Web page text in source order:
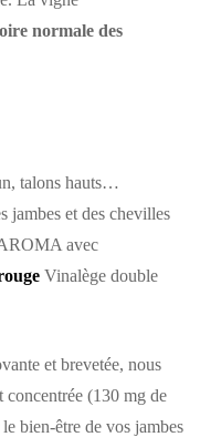
normale des
talons hauts…
jambes et des chevilles
avec
Vinalège double
et brevetée, nous
concentrée (130 mg de
bien-être de vos jambes